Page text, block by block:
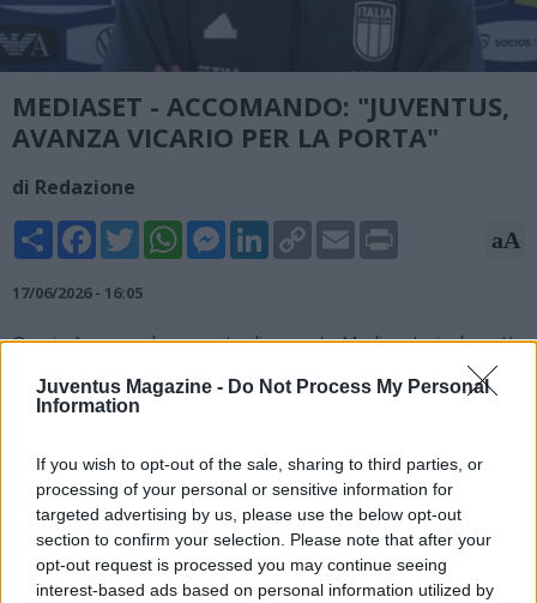
Juventus Magazine - Do Not Process My Personal
Information
If you wish to opt-out of the sale, sharing to third parties, or
processing of your personal or sensitive information for
targeted advertising by us, please use the below opt-out
section to confirm your selection. Please note that after your
opt-out request is processed you may continue seeing
interest-based ads based on personal information utilized by
MEDIASET - ACCOMANDO: "JUVENTUS,
AVANZA VICARIO PER LA PORTA"
di Redazione
Share FacebookTwitterWhatsAppMessengerLinkedInCopy
Link
Email aA
17/06/2026 - 16:05
Orazio Accomando, esperto di mercato Mediaset, rivela su X:
"Juventus, avanza Guglielmo Vicario per la porta. Contatto
diretto tra Carnevali, agente e Tottenham per intavolare la
trattativa".
Juventus, avanza Guglielmo Vicario per la porta. Contatto
diretto tra Carnevali, agente e Tottenham per intavolare la
trattativa.@sportmediaset
— Orazio Accomando (@OAccomando91)June 17, 2026